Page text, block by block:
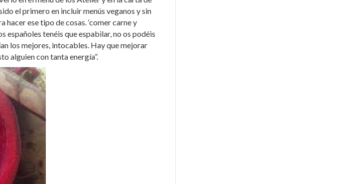
el primero en incluir menús veganos y sin
ese tipo de cosas. ‘comer carne y
españoles tenéis que espabilar, no os podéis
los mejores, intocables. Hay que mejorar
alguien con tanta energía”.